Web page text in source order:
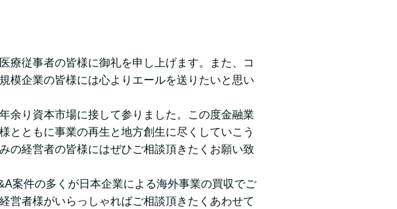
療従事者の皆様に御礼を申し上げます。また、コ
模企業の皆様には心よりエールを送りたいと思い
余り資本市場に接して参りました。この度金融業
とともに事業の再生と地方創生に尽くしていこう
の経営者の皆様にはぜひご相談頂きたくお願い致
案件の多くが日本企業による海外事業の買収でご
営者様がいらっしゃればご相談頂きたくあわせて